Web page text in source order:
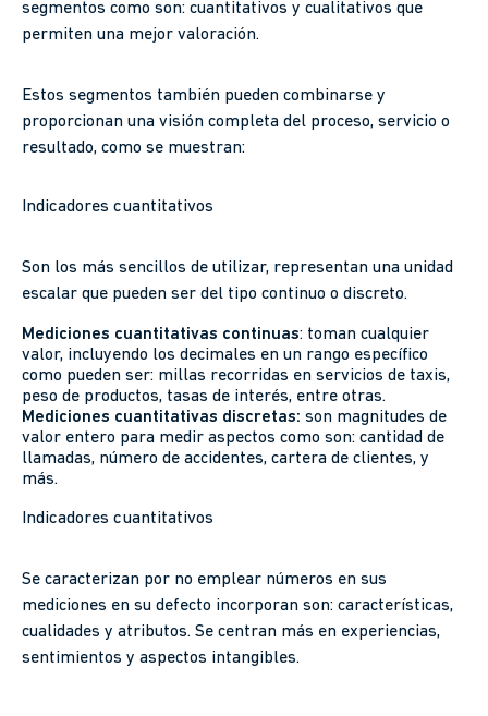
segmentos como son: cuantitativos y cualitativos que
permiten una mejor valoración.
Estos segmentos también pueden combinarse y
proporcionan una visión completa del proceso, servicio o
resultado, como se muestran:
Indicadores cuantitativos
Son los más sencillos de utilizar, representan una unidad
escalar que pueden ser del tipo continuo o discreto.
Mediciones cuantitativas continuas: toman cualquier
valor, incluyendo los decimales en un rango específico
como pueden ser: millas recorridas en servicios de taxis,
peso de productos, tasas de interés, entre otras.
Mediciones cuantitativas discretas: son magnitudes de
valor entero para medir aspectos como son: cantidad de
llamadas, número de accidentes, cartera de clientes, y
más.
Indicadores cuantitativos
Se caracterizan por no emplear números en sus
mediciones en su defecto incorporan son: características,
cualidades y atributos. Se centran más en experiencias,
sentimientos y aspectos intangibles.